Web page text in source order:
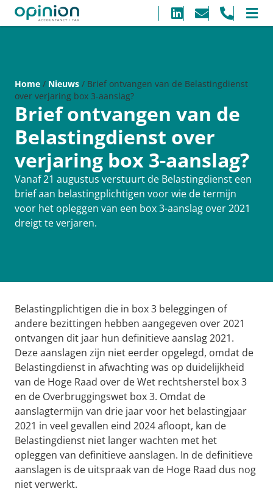
Home / Nieuws / Brief ontvangen van de Belastingdienst
over verjaring box 3-aanslag?
Brief ontvangen van de
Belastingdienst over
verjaring box 3-aanslag?
Vanaf 21 augustus verstuurt de Belastingdienst een
brief aan belastingplichtigen voor wie de termijn
voor het opleggen van een box 3-aanslag over 2021
dreigt te verjaren.
Belastingplichtigen die in box 3 beleggingen of
andere bezittingen hebben aangegeven over 2021
ontvangen dit jaar hun definitieve aanslag 2021.
Deze aanslagen zijn niet eerder opgelegd, omdat de
Belastingdienst in afwachting was op duidelijkheid
van de Hoge Raad over de Wet rechtsherstel box 3
en de Overbruggingswet box 3. Omdat de
aanslagtermijn van drie jaar voor het belastingjaar
2021 in veel gevallen eind 2024 afloopt, kan de
Belastingdienst niet langer wachten met het
opleggen van definitieve aanslagen. In de definitieve
aanslagen is de uitspraak van de Hoge Raad dus nog
niet verwerkt.